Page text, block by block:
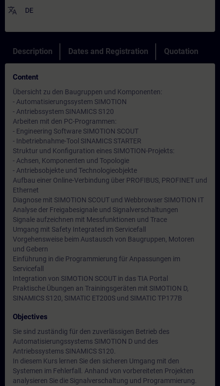
translate DE
Description Dates and Registration Quotation
Content
Übersicht zu den Baugruppen und Komponenten:
- Automatisierungssystem SIMOTION
- Antriebssystem SINAMICS S120
Arbeiten mit den PC-Programmen:
- Engineering Software SIMOTION SCOUT
- Inbetriebnahme-Tool SINAMICS STARTER
Struktur und Konfiguration eines SIMOTION-Projekts:
- Achsen, Komponenten und Topologie
- Antriebsobjekte und Technologieobjekte
Aufbau einer Online-Verbindung über PROFIBUS, PROFINET und
Ethernet
Diagnose mit SIMOTION SCOUT und Webbrowser SIMOTION IT
Analyse der Freigabesignale und Signalverschaltungen
Signale aufzeichnen mit Messfunktionen und Trace
Umgang mit Safety Integrated im Servicefall
Vorgehensweise beim Austausch von Baugruppen, Motoren
und Gebern
Einführung in die Programmierung für Anpassungen im
Servicefall
Integration von SIMOTION SCOUT in das TIA Portal
Praktische Übungen an Trainingsgeräten mit SIMOTION D,
SINAMICS S120, SIMATIC ET200S und SIMATIC TP177B
Objectives
Sie sind zuständig für den zuverlässigen Betrieb des
Automatisierungssystems SIMOTION D und des
Antriebssystems SINAMICS S120.
In diesem Kurs lernen Sie den sicheren Umgang mit den
Systemen im Fehlerfall. Anhand von vorbereiteten Projekten
analysieren Sie die Signalverschaltung und Programmierung.